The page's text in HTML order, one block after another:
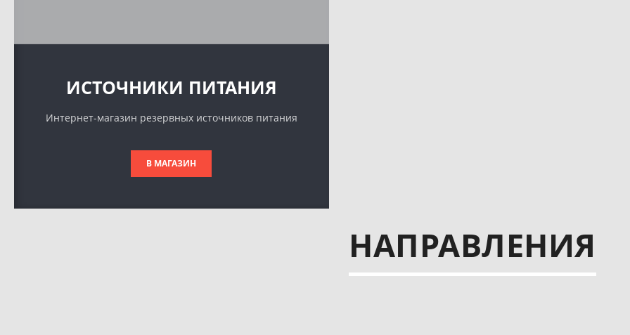
ИСТОЧНИКИ ПИТАНИЯ
Интернет-магазин резервных источников питания
В МАГАЗИН
НАПРАВЛЕНИЯ